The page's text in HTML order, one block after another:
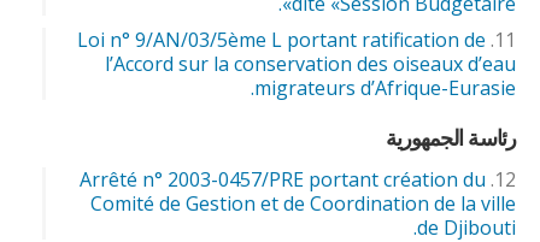
Loi n° 9/AN/03/5ème L portant ratification de
l’Accord sur la conservation des oiseaux d’eau
migrateurs d’Afrique-Eurasie.
رئاسة الجمهورية
Arrêté n° 2003-0457/PRE portant création du
Comité de Gestion et de Coordination de la ville
de Djibouti.